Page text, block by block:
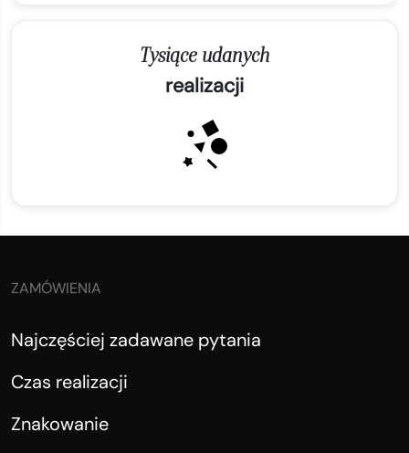
Tysiące udanych
realizacji
ZAMÓWIENIA
Najczęściej zadawane pytania
Czas realizacji
Znakowanie